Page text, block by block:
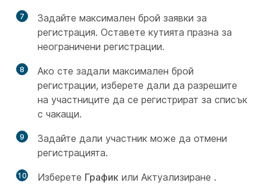
7
Задайте максимален брой заявки за
регистрация. Оставете кутията празна за
неограничени регистрации.
8
Ако сте задали максимален брой
регистрации, изберете дали да разрешите
на участниците да се регистрират за списък
с чакащи.
9
Задайте дали участник може да отмени
регистрацията.
10 Изберете График или Актуализиране .